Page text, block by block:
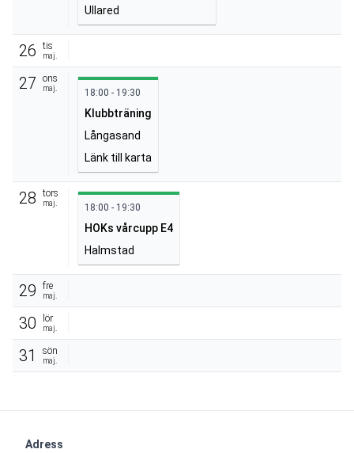
Ullared
26 tis
maj.
27 ons
maj. 18:00 - 19:30
Klubbträning
Långasand
Länk till karta
28 tors
maj. 18:00 - 19:30
HOKs vårcupp E4
Halmstad
29 fre
maj.
30 lör
maj.
31 sön
maj.
Adress